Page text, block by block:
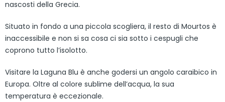
nascosti della Grecia.
Situato in fondo a una piccola scogliera, il resto di Mourtos è
inaccessibile e non si sa cosa ci sia sotto i cespugli che
coprono tutto l’isolotto.
Visitare la Laguna Blu è anche godersi un angolo caraibico in
Europa. Oltre al colore sublime dell’acqua, la sua
temperatura è eccezionale.